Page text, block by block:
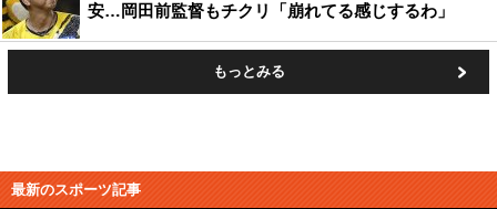
安…岡田前監督もチクリ「崩れてる感じするわ」
もっとみる
最新のスポーツ記事